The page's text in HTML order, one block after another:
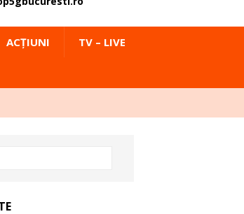
ACȚIUNI TV – LIVE